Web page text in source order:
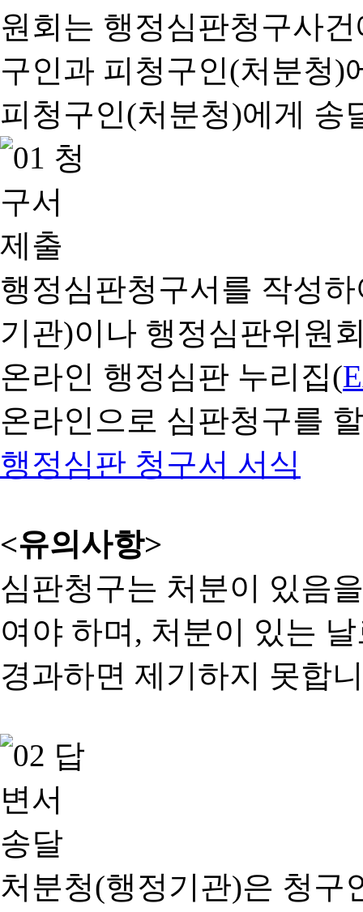
행정심판청구서를 작성
기관)이나 행정심판위원
온라인 행정심판 누리집(
온라인으로 심판청구를
행정심판 청구서 서식
<유의사항>
심판청구는 처분이 있음
여야 하며, 처분이 있는
경과하면 제기하지 못합
처분청(행정기관)은 청구